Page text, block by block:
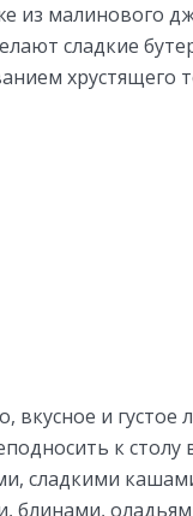
из малинового
сладкие
хрустящего
вкусное и густое
к столу
сладкими
блинами,